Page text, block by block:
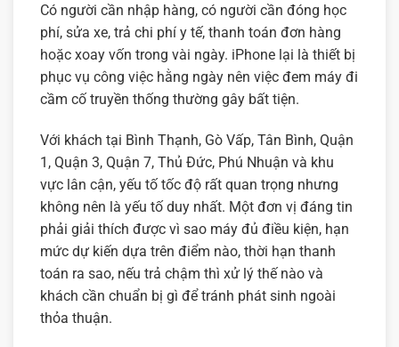
Có người cần nhập hàng, có người cần đóng học
phí, sửa xe, trả chi phí y tế, thanh toán đơn hàng
hoặc xoay vốn trong vài ngày. iPhone lại là thiết bị
phục vụ công việc hằng ngày nên việc đem máy đi
cầm cố truyền thống thường gây bất tiện.
Với khách tại Bình Thạnh, Gò Vấp, Tân Bình, Quận
1, Quận 3, Quận 7, Thủ Đức, Phú Nhuận và khu
vực lân cận, yếu tố tốc độ rất quan trọng nhưng
không nên là yếu tố duy nhất. Một đơn vị đáng tin
phải giải thích được vì sao máy đủ điều kiện, hạn
mức dự kiến dựa trên điểm nào, thời hạn thanh
toán ra sao, nếu trả chậm thì xử lý thế nào và
khách cần chuẩn bị gì để tránh phát sinh ngoài
thỏa thuận.